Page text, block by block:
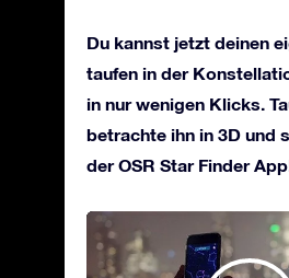
Du kannst jetzt deinen
taufen in der
in nur wenigen Klicks.
betrachte ihn in 3D und
der OSR Star Finder